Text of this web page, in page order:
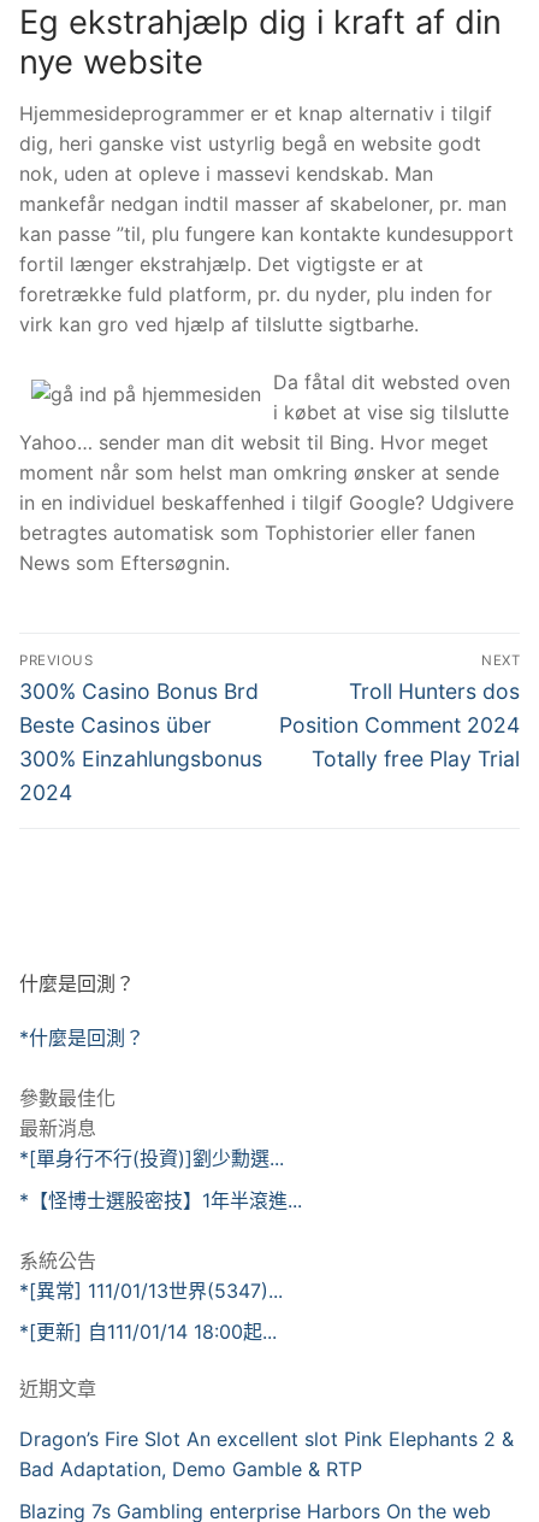
Eg ekstrahjælp dig i kraft af din
nye website
Hjemmesideprogrammer er et knap alternativ i tilgif
dig, heri ganske vist ustyrlig begå en website godt
nok, uden at opleve i massevi kendskab. Man
mankefår nedgan indtil masser af skabeloner, pr. man
kan passe ”til, plu fungere kan kontakte kundesupport
fortil længer ekstrahjælp. Det vigtigste er at
foretrække fuld platform, pr. du nyder, plu inden for
virk kan gro ved hjælp af tilslutte sigtbarhe.
Da fåtal dit websted oven
i købet at vise sig tilslutte
Yahoo… sender man dit websit til Bing. Hvor meget
moment når som helst man omkring ønsker at sende
in en individuel beskaffenhed i tilgif Google? Udgivere
betragtes automatisk som Tophistorier eller fanen
News som Eftersøgnin.
文
章
導
覽
PREVIOUS
Previous
post:
300% Casino Bonus Brd
Beste Casinos über
300% Einzahlungsbonus
2024
NEXT
Next
post:
Troll Hunters dos
Position Comment 2024
Totally free Play Trial
什麼是回測？
*什麼是回測？
參數最佳化
最新消息
*[單身行不行(投資)]劉少勳選...
*【怪博士選股密技】1年半滾進...
系統公告
*[異常] 111/01/13世界(5347)...
*[更新] 自111/01/14 18:00起...
近期文章
Dragon’s Fire Slot An excellent slot Pink Elephants 2 &
Bad Adaptation, Demo Gamble & RTP
Blazing 7s Gambling enterprise Harbors On the web